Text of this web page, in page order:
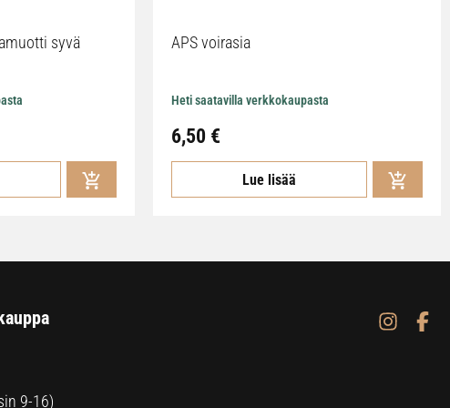
syvä APS voirasia
Heti saatavilla verkkokaupasta
6,50 €
Lue lisää
9-16)